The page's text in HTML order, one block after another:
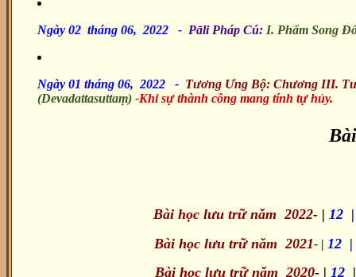
Ngày 02 tháng 06, 2022 - Pāli Pháp Cú: I. Phẩm Song
Ngày 01 tháng 06, 2022 - Tương Ưng Bộ: Chương III.
(Devadattasuttaṃ) -Khi sự thành công mang tính tự hủy.
Bài học lưu trữ năm 2022- | 12
Bài học lưu trữ năm 2021- | 12 |
Bài học lưu trữ năm 2020- | 12